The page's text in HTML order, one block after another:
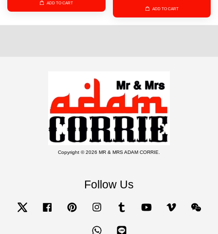
ADD TO CART
ADD TO CART
Copyright © 2026 MR & MRS ADAM CORRIE.
Follow Us
Twitter Facebook Pinterest Instagram Tumblr YouTube Vimeo
Whatsapp